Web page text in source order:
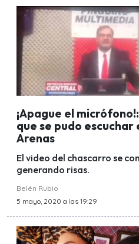
¡Apague el
que se pudo escuchar
Arenas
El video del chascarro se
generando risas.
Belén Rubio
5 mayo, 2020 a las 19:29